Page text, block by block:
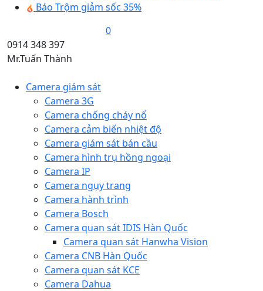
Báo Trộm giảm sốc 35%
0
0914 348 397
Mr.Tuấn Thành
Camera giám sát
Camera 3G
Camera chống cháy nổ
Camera cảm biến nhiệt độ
Camera giám sát bán cầu
Camera hình trụ hồng ngoại
Camera IP
Camera ngụy trang
Camera hành trình
Camera Bosch
Camera quan sát IDIS Hàn Quốc
Camera quan sát Hanwha Vision
Camera CNB Hàn Quốc
Camera quan sát KCE
Camera Dahua